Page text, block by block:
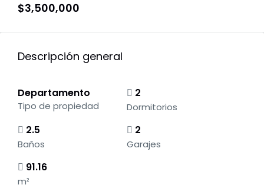
$3,500,000
Descripción general
Departamento
Tipo de propiedad
2
Dormitorios
2.5
Baños
2
Garajes
91.16
m²